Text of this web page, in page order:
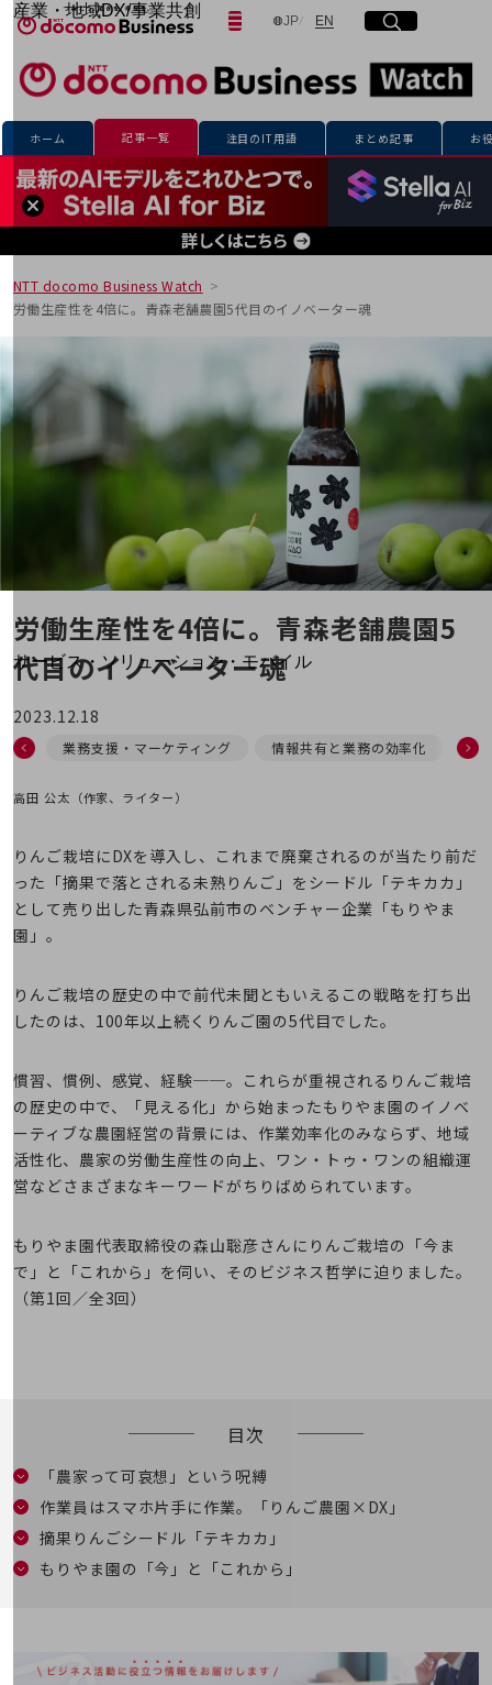
産業・地域DX/事業共創
OPEN HUB for Plural Futures
自律・分散・協調型社会の実現を目指し、
「社会可能性」を探究・実装する事業共創エコシステムです。
OPEN HUB for Plural Futuresとは
イベント/ウェビナー
記事コンテンツ
プレイヤー(カタリスト/パートナー企業)
事例
Smart World
産業・地域DXプラットフォーマーとして
企業と地域が持続成長する社会を目指します
Smart City
Smart Education
Smart Healthcare
Smart Industry
Smart Mobility
Smart Worksite
生成AI(Generative AI)
地域の取り組み
LGPF(Local Government Platform)
サービス・ソリューション・モバイル
サービス・ソリューションTOP
DXに関する課題を解決する
サービス・ソリューションをご紹介
カテゴリーで探すTOP
クラウド・データセンター
電話・映像コミュニケーション
5G
IoT
AI
データ利活用
運用管理
業務支援・マーケティング
災害対策・BCP
課題・ニーズで探す
課題・ニーズで探すTOP
職場環境整備
セキュリティ対策
JP日本語
ENEnglish
サイト内検索
開く
メニュー
開く
フリーワードを入力して探す
フリーワードでNTTドコモビジネスの
検索する
ホーム 記事一覧 注目のIT用語 まとめ記事 お
NTT docomo Business Watch
労働生産性を4倍に。青森老舗農園5代目のイノベーター魂
労働生産性を4倍に。 青森老舗農園5
代目のイノベーター魂
2023.12.18
業務支援・マーケティング 情報共有と業務の効率化 農
高田 公太（作家、ライター）
りんご栽培にDXを導入し、これまで廃棄されるのが当たり前だ
った「摘果で落とされる未熟りんご」をシードル「テキカカ」
として売り出した青森県弘前市のベンチャー企業「もりやま
園」。
りんご栽培の歴史の中で前代未聞ともいえるこの戦略を打ち出
したのは、100年以上続くりんご園の5代目でした。
慣習、慣例、感覚、経験──。これらが重視されるりんご栽培
の歴史の中で、「見える化」から始まったもりやま園のイノベ
ーティブな農園経営の背景には、作業効率化のみならず、地域
活性化、農家の労働生産性の向上、ワン・トゥ・ワンの組織運
営などさまざまなキーワードがちりばめられています。
もりやま園代表取締役の森山聡彦さんにりんご栽培の「今ま
で」と「これから」を伺い、そのビジネス哲学に迫りました。
（第1回／全3回）
目次
「農家って可哀想」という呪縛
作業員はスマホ片手に作業。「りんご農園×DX」
摘果りんごシードル「テキカカ」
もりやま園の「今」と「これから」